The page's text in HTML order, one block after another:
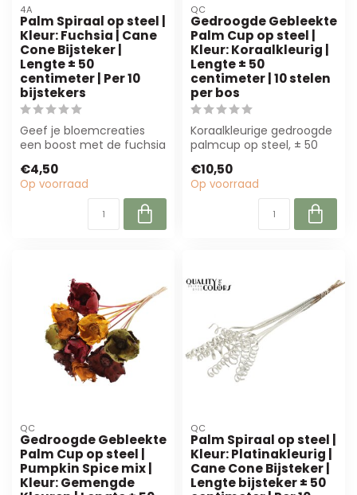
4A
Palm Spiraal op steel |
Kleur: Fuchsia | Cane
Cone Bijsteker |
Lengte ± 50
centimeter | Per 10
bijstekers
Geef je bloemcreaties
een boost met de fuchsia
Perfect vo...
€4,50
Op voorraad
QC
Gedroogde Gebleekte
Palm Cup op steel |
Kleur: Koraalkleurig |
Lengte ± 50
centimeter | 10 stelen
per bos
Koraalkleurige gedroogde
palmcup op steel, ± 50
bloemisten en d...
€10,50
Op voorraad
QC
Gedroogde Gebleekte
Palm Cup op steel |
Pumpkin Spice mix |
Kleur: Gemengde
QC
Palm Spiraal op steel |
Kleur: Platinakleurig |
Cane Cone Bijsteker |
Lengte bijsteker ± 50